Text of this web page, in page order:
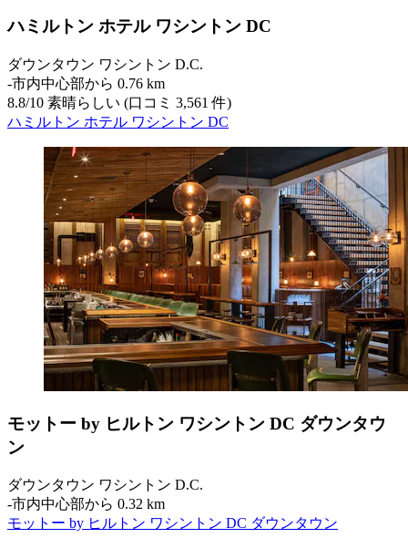
ハミルトン ホテル ワシントン DC
ダウンタウン ワシントン D.C.
‐市内中心部から 0.76 km
8.8/10 素晴らしい (口コミ 3,561 件)
ハミルトン ホテル ワシントン DC
モットー by ヒルトン ワシントン DC ダウンタウ
ン
ダウンタウン ワシントン D.C.
‐市内中心部から 0.32 km
モットー by ヒルトン ワシントン DC ダウンタウン